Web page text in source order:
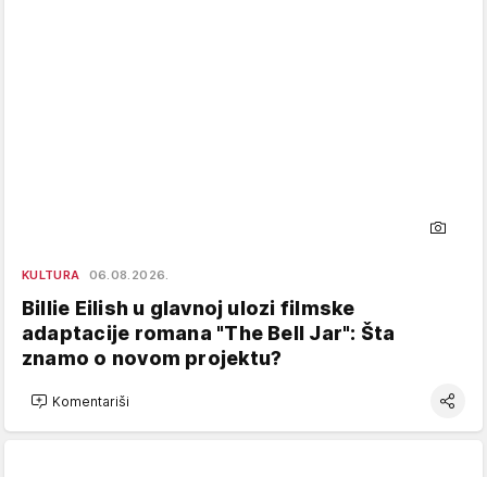
KULTURA 06.08.2026.
Billie Eilish u glavnoj ulozi filmske
adaptacije romana "The Bell Jar": Šta
znamo o novom projektu?
Komentariši